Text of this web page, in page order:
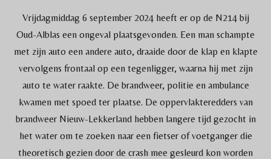
Vrijdagmiddag 6 september 2024 heeft er op de N214 bij
Oud-Alblas een ongeval plaatsgevonden. Een man schampte
met zijn auto een andere auto, draaide door de klap en klapte
vervolgens frontaal op een tegenligger, waarna hij met zijn
auto te water raakte. De brandweer, politie en ambulance
kwamen met spoed ter plaatse. De oppervlakteredders van
brandweer Nieuw-Lekkerland hebben langere tijd gezocht in
het water om te zoeken naar een fietser of voetganger die
theoretisch gezien door de crash mee gesleurd kon worden